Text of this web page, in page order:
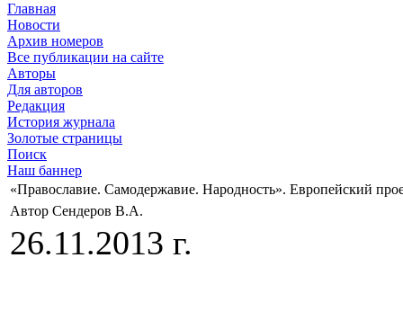
Главная
Новости
Архив номеров
Все публикации на сайте
Авторы
Для авторов
Редакция
История журнала
Золотые страницы
Поиск
Наш баннер
«Православие. Самодержавие. Народность». Европейский
Автор Сендеров В.А.
26.11.2013 г.